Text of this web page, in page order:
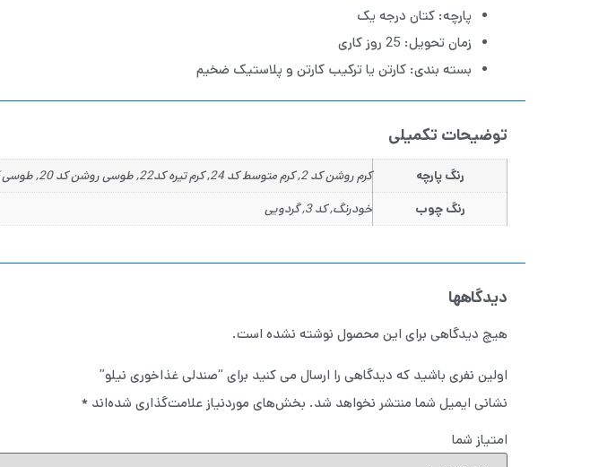
پارچه: کتان درجه یک
زمان تحویل: 25 روز کاری
بسته بندی: کارتن یا ترکیب کارتن و پلاستیک ضخیم
توضیحات تکمیلی
رنگ پارچه
کرم روشن کد 2, کرم متوسط کد 24, کرم تیره کد22, طوسی روشن کد 20, طوسی آبی کد 31, طوسی کد 33, طوسی تیره کد 18, زغالی کد 19, آبی کد 23, آبی تیره کد 15, خردلی کد 29, زرشکی کد 26
رنگ چوب
خودرنگ, کد 3, گردویی
دیدگاهها
هیچ دیدگاهی برای این محصول نوشته نشده است.
اولین نفری باشید که دیدگاهی را ارسال می کنید برای “صندلی غذاخوری نیلو”
نشانی ایمیل شما منتشر نخواهد شد. بخش‌های موردنیاز علامت‌گذاری شده‌اند *
امتیاز شما